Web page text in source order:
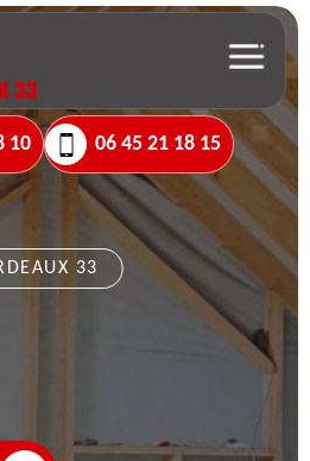
10 06 45 21 18 15
33